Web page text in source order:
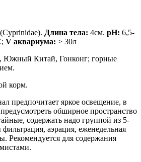
Длина тела: 4см. pH: 6,5-
V аквариума: > 30л
Южный Китай, Гонконг; горные
корм.
предпочитает яркое освещение, в
обширное пространство
содержать надо группой из 5-
аэрация, еженедельная
Рекомендуется для содержания